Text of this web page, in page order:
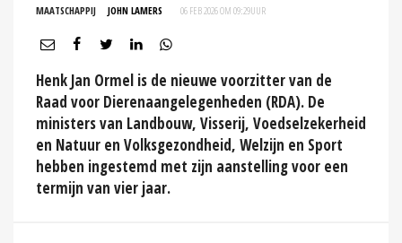
MAATSCHAPPIJ JOHN LAMERS 06 FEB 2026 OM 09:29UUR
Henk Jan Ormel is de nieuwe voorzitter van de
Raad voor Dierenaangelegenheden (RDA). De
ministers van Landbouw, Visserij, Voedselzekerheid
en Natuur en Volksgezondheid, Welzijn en Sport
hebben ingestemd met zijn aanstelling voor een
termijn van vier jaar.